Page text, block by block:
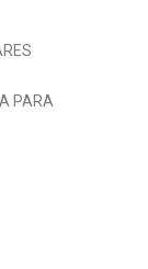
PARA